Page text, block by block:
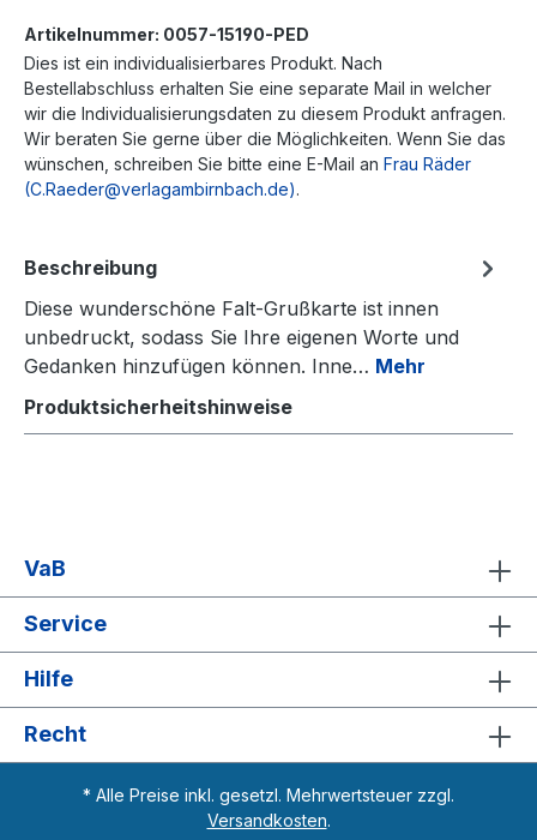
Artikelnummer: 0057-15190-PED
Dies ist ein individualisierbares Produkt. Nach
Bestellabschluss erhalten Sie eine separate Mail in welcher
wir die Individualisierungsdaten zu diesem Produkt anfragen.
Wir beraten Sie gerne über die Möglichkeiten. Wenn Sie das
wünschen, schreiben Sie bitte eine E-Mail an Frau Räder
(C.Raeder@verlagambirnbach.de).
Beschreibung
Diese wunderschöne Falt-Grußkarte ist innen
unbedruckt, sodass Sie Ihre eigenen Worte und
Gedanken hinzufügen können. Inne… Mehr
Produktsicherheitshinweise
VaB
Service
Hilfe
Recht
* Alle Preise inkl. gesetzl. Mehrwertsteuer zzgl.
Versandkosten.